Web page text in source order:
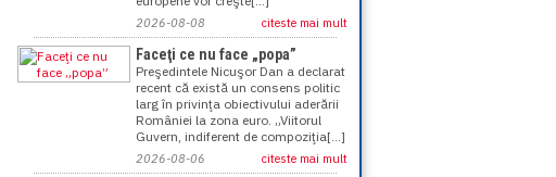
2026-08-08 citeste mai mult
Faceţi ce nu face „popa”
Preşedintele Nicuşor Dan a declarat
recent că există un consens politic
larg în privinţa obiectivului aderării
României la zona euro. „Viitorul
Guvern, indiferent de compoziţia[...]
2026-08-06 citeste mai mult